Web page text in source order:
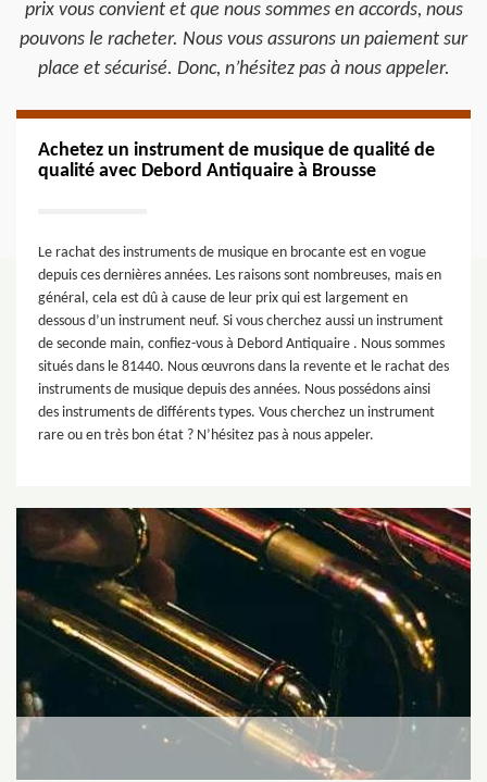
prix vous convient et que nous sommes en accords, nous
pouvons le racheter. Nous vous assurons un paiement sur
place et sécurisé. Donc, n’hésitez pas à nous appeler.
Achetez un instrument de musique de qualité de
qualité avec Debord Antiquaire à Brousse
Le rachat des instruments de musique en brocante est en vogue
depuis ces dernières années. Les raisons sont nombreuses, mais en
général, cela est dû à cause de leur prix qui est largement en
dessous d’un instrument neuf. Si vous cherchez aussi un instrument
de seconde main, confiez-vous à Debord Antiquaire . Nous sommes
situés dans le 81440. Nous œuvrons dans la revente et le rachat des
instruments de musique depuis des années. Nous possédons ainsi
des instruments de différents types. Vous cherchez un instrument
rare ou en très bon état ? N’hésitez pas à nous appeler.